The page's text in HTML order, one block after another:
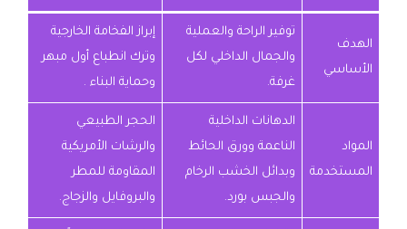
الهدف
الأساسي
توفير الراحة والعملية
والجمال الداخلي لكل
غرفة.
إبراز الفخامة الخارجية
وترك انطباع أول مبهر
وحماية البناء .
المواد
المستخدمة
الدهانات الداخلية
الناعمة وورق الحائط
وبدائل الخشب الرخام
والجبس بورد.
الحجر الطبيعي
والرشات الأمريكية
المقاومة للمطر
والبروفايل والزجاج.